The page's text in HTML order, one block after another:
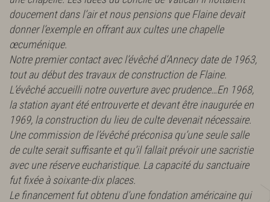
doucement dans l’air et nous pensions que Flaine devait
donner l’exemple en offrant aux cultes une chapelle
œcuménique.
Notre premier contact avec l’évêché d’Annecy date de 1963,
tout au début des travaux de construction de Flaine.
L’évêché accueilli notre ouverture avec prudence…En 1968,
la station ayant été entrouverte et devant être inaugurée en
1969, la construction du lieu de culte devenait nécessaire.
Une commission de l’évêché préconisa qu’une seule salle
de culte serait suffisante et qu’il fallait prévoir une sacristie
avec une réserve eucharistique. La capacité du sanctuaire
fut fixée à soixante-dix places.
Le financement fut obtenu d’une fondation américaine qui